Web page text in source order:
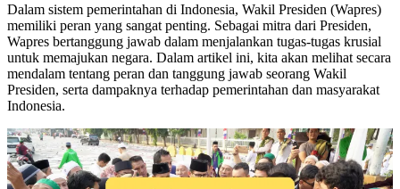
Dalam sistem pemerintahan di Indonesia, Wakil Presiden (Wapres)
memiliki peran yang sangat penting. Sebagai mitra dari Presiden,
Wapres bertanggung jawab dalam menjalankan tugas-tugas krusial
untuk memajukan negara. Dalam artikel ini, kita akan melihat secara
mendalam tentang peran dan tanggung jawab seorang Wakil
Presiden, serta dampaknya terhadap pemerintahan dan masyarakat
Indonesia.